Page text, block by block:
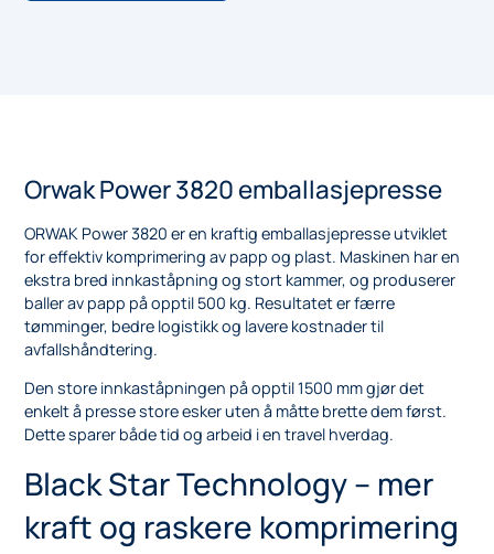
Orwak Power 3820 emballasjepresse
ORWAK Power 3820 er en kraftig emballasjepresse utviklet
for effektiv komprimering av papp og plast. Maskinen har en
ekstra bred innkaståpning og stort kammer, og produserer
baller av papp på opptil 500 kg. Resultatet er færre
tømminger, bedre logistikk og lavere kostnader til
avfallshåndtering.
Den store innkaståpningen på opptil 1500 mm gjør det
enkelt å presse store esker uten å måtte brette dem først.
Dette sparer både tid og arbeid i en travel hverdag.
Black Star Technology – mer
kraft og raskere komprimering